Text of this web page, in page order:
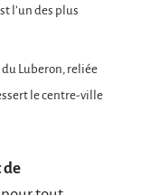
l’un des plus
du Luberon, reliée
le centre-ville
de